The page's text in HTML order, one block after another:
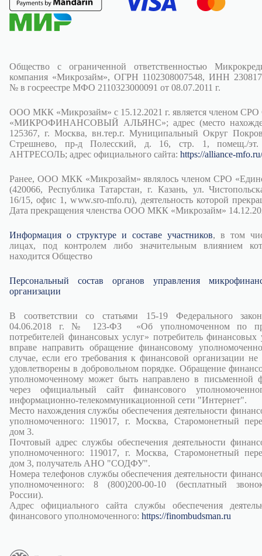
Общество с ограниченной ответственностью
компания «Микрозайм», ОГРН 1102308007548, ИНН
№ в госреестре МФО 2110323000091 от 08.07.2011 г.
ООО МКК «Микрозайм» с 15.12.2021 г. является членом
«МИКРОФИНАНСОВЫЙ АЛЬЯНС»; адрес (место
125367, г. Москва, вн.тер.г. Муниципальный Округ
Стрешнево, пр-д Полесский, д. 16, стр. 1, помещ./
АНТРЕСОЛЬ; адрес официального сайта: https://alliance-mfo.ru/
Ранее, ООО МКК «Микрозайм» являлось членом СРО
(420066, Республика Татарстан, г. Казань, ул.
16/15, офис 1, www.sro-mfo.ru), деятельность которой
Дата прекращения членства ООО МКК «Микрозайм»
Информация о структуре и составе участников, в том
лицах, под контролем либо значительным влиянием
находится Общество
Персональный состав органов управления
организации
В соответствии со статьями 15-19 Федерального
04.06.2018 г. № 123-ФЗ «Об уполномоченном по
потребителей финансовых услуг» потребитель финансовых
вправе направить обращение финансовому
случае, если его требования к финансовой организации
удовлетворены в добровольном порядке. Обращение
уполномоченному может быть направлено в письменной
через официальный сайт финансового
информационно-телекоммуникационной сети "Интернет".
Место нахождения службы обеспечения деятельности
уполномоченного: 119017, г. Москва, Старомонетный
дом 3.
Почтовый адрес службы обеспечения деятельности
уполномоченного: 119017, г. Москва, Старомонетный
дом 3, получатель АНО "СОДФУ".
Номера телефонов службы обеспечения деятельности
уполномоченного: 8 (800)200-00-10 (бесплатный
России).
Адрес официального сайта службы обеспечения
финансового уполномоченного: https://finombudsman.ru